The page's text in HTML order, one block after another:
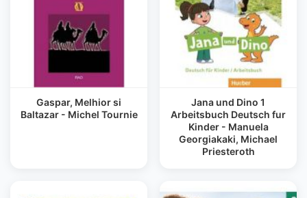
Gaspar, Melhior si
Baltazar - Michel Tournie
Jana und Dino 1
Arbeitsbuch Deutsch fur
Kinder - Manuela
Georgiakaki, Michael
Priesteroth